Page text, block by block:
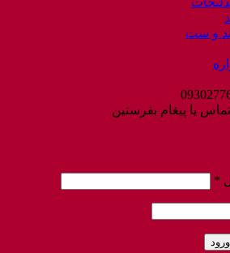
و ست
یا پیغام بفرستین
*
ورود